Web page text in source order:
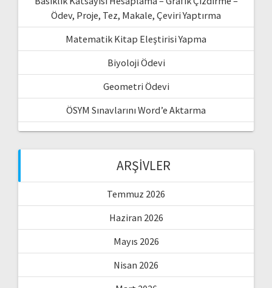
Ödev, Proje, Tez, Makale, Çeviri Yaptırma
Matematik Kitap Eleştirisi Yapma
Biyoloji Ödevi
Geometri Ödevi
ÖSYM Sınavlarını Word’e Aktarma
ARŞIVLER
Temmuz 2026
Haziran 2026
Mayıs 2026
Nisan 2026